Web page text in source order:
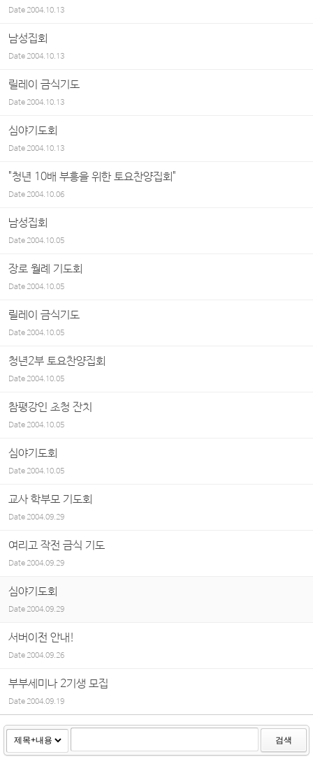
Date2004.10.13
남성집회
Date2004.10.13
릴레이 금식기도
Date2004.10.13
심야기도회
Date2004.10.13
"청년 10배 부흥을 위한 토요찬양집회"
Date2004.10.06
남성집회
Date2004.10.05
장로 월례 기도회
Date2004.10.05
릴레이 금식기도
Date2004.10.05
청년2부 토요찬양집회
Date2004.10.05
참평강인 초청 잔치
Date2004.10.05
심야기도회
Date2004.10.05
교사 학부모 기도회
Date2004.09.29
여리고 작전 금식 기도
Date2004.09.29
심야기도회
Date 2004.09.29
서버이전 안내!
Date2004.09.26
부부세미나 2기생 모집
Date2004.09.19
검색